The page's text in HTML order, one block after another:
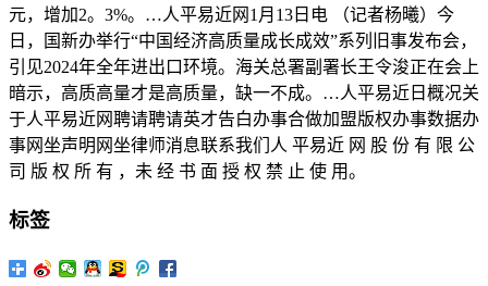
元，增加2。3%。…人平易近网1月13日电 （记者杨曦）今
日，国新办举行“中国经济高质量成长成效”系列旧事发布会，
引见2024年全年进出口环境。海关总署副署长王令浚正在会上
暗示，高质高量才是高质量，缺一不成。…人平易近日概况关
于人平易近网聘请聘请英才告白办事合做加盟版权办事数据办
事网坐声明网坐律师消息联系我们人 平易近 网 股 份 有 限 公
司 版 权 所 有 ，未 经 书 面 授 权 禁 止 使 用。
标签